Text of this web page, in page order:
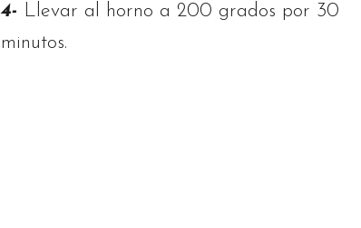
4- Llevar al horno a 200 grados por 30
minutos.